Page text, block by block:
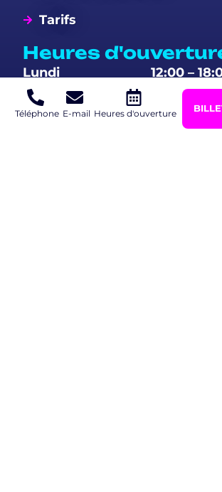
Téléphone E-mail Heures d'ouverture
Tarifs
Heures
Lundi
12:00 –
Mardi
12:00 –
Mercredi
12:00 –
12:00 –